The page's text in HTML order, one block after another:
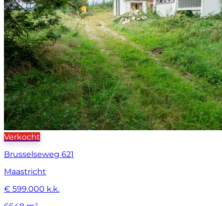
Verkocht
Brusselseweg 621
Maastricht
€ 599.000 k.k.